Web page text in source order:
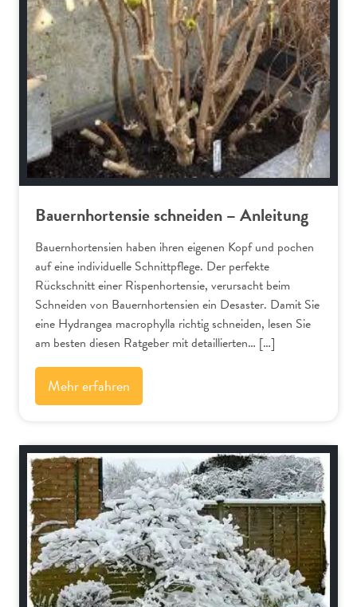
Bauernhortensie schneiden – Anleitung
Bauernhortensien haben ihren eigenen Kopf und pochen
auf eine individuelle Schnittpflege. Der perfekte
Rückschnitt einer Rispenhortensie, verursacht beim
Schneiden von Bauernhortensien ein Desaster. Damit Sie
eine Hydrangea macrophylla richtig schneiden, lesen Sie
am besten diesen Ratgeber mit detaillierten… […]
Mehr erfahren
Bäume und Sträucher